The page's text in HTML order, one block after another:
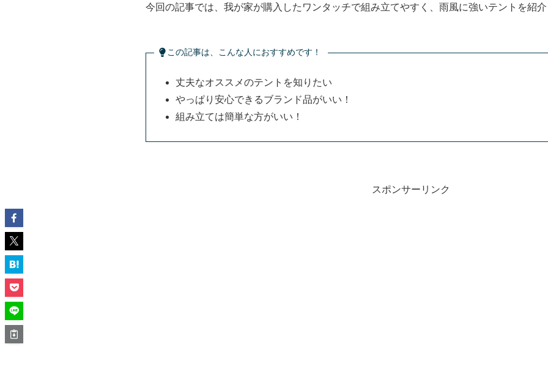
今回の記事では、我が家が購入したワンタッチで組み立てやすく、雨風に強いテントを紹
この記事は、こんな人におすすめです！
丈夫なオススメのテントを知りたい
やっぱり安心できるブランド品がいい！
組み立ては簡単な方がいい！
スポンサーリンク